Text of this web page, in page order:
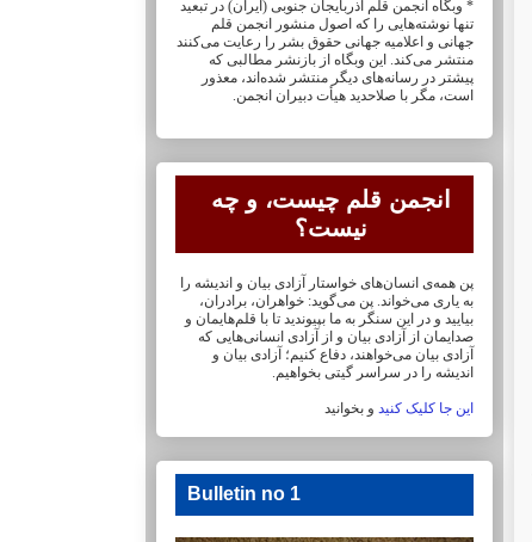
* وبگاه انجمن قلم آذربایجان جنوبی (ایران) در تبعید
تنها نوشته‌هایی را که اصول منشور انجمن قلم
جهانی و ‏اعلامیه جهانی حقوق بشر را رعایت می‌کنند
منتشر می‌کند. این وبگاه از بازنشر مطالبی که
پیشتر در ‏رسانه‌های دیگر منتشر شده‌اند، معذور
است، مگر با صلاحدید هیأت دبیران انجمن.
انجمن قلم چیست، و چه
نیست؟
پن همه‌ی انسان‌های خواستار آزادی بیان و اندیشه را
به یاری می‌خواند. پن می‌گوید: خواهران، ‏برادران،
بیایید و در این سنگر به ما بپیوندید تا با قلم‌هایمان‏ و
صدایمان از آزادی بیان و از آزادی ‏انسانی‌هایی که
آزادی بیان می‌خواهند، دفاع کنیم؛ آزادی بیان و
اندیشه را در سراسر گیتی ‏بخواهیم.
این جا کلیک کنید و بخوانید
Bulletin no 1